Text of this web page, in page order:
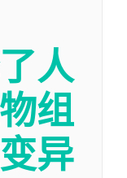
人
组
异